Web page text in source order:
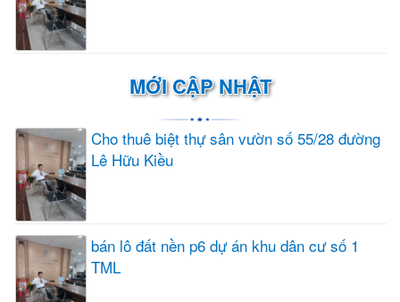
MỚI CẬP NHẬT
Cho thuê biệt thự sân vườn số 55/28 đường
Lê Hữu Kiều
bán lô đất nền p6 dự án khu dân cư số 1
TML